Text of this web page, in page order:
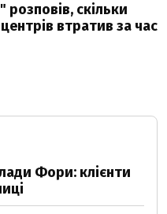
розповів, скільки
втратив за час
Фори: клієнти